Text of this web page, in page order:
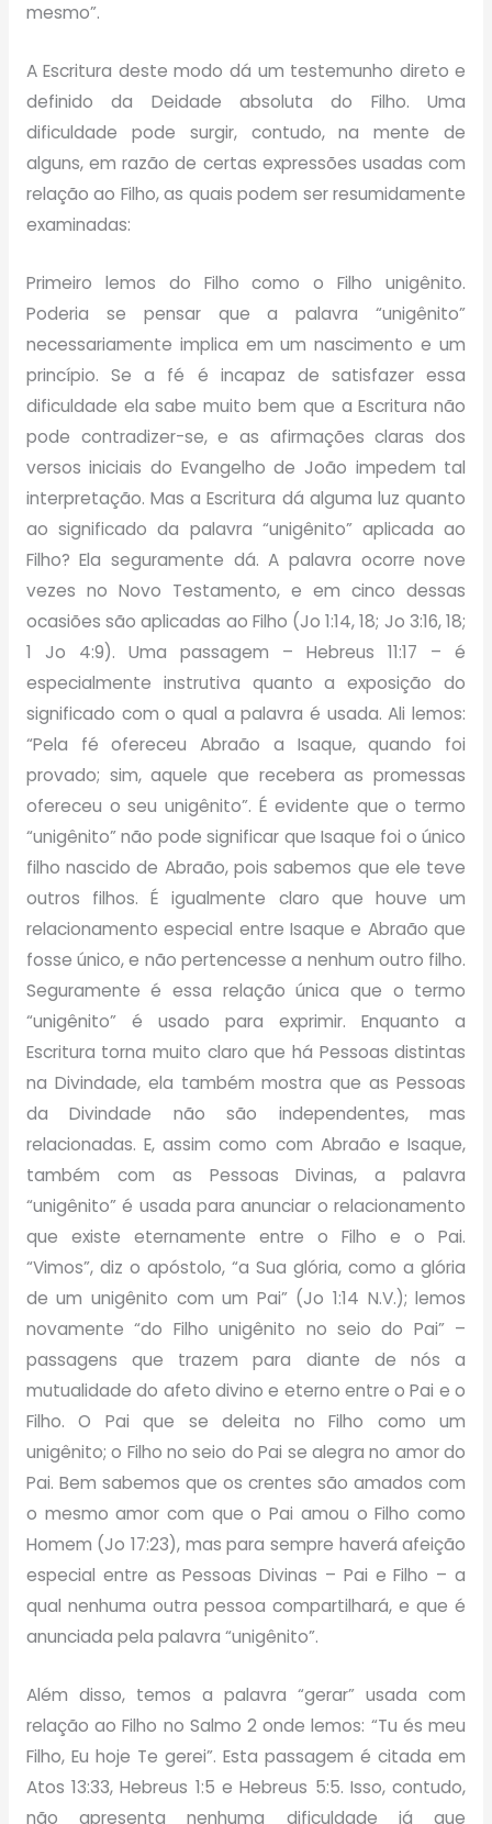
mesmo”.
A Escritura deste modo dá um testemunho direto e
definido da Deidade absoluta do Filho. Uma
dificuldade pode surgir, contudo, na mente de
alguns, em razão de certas expressões usadas com
relação ao Filho, as quais podem ser resumidamente
examinadas:
Primeiro lemos do Filho como o Filho unigênito.
Poderia se pensar que a palavra “unigênito”
necessariamente implica em um nascimento e um
princípio. Se a fé é incapaz de satisfazer essa
dificuldade ela sabe muito bem que a Escritura não
pode contradizer-se, e as afirmações claras dos
versos iniciais do Evangelho de João impedem tal
interpretação. Mas a Escritura dá alguma luz quanto
ao significado da palavra “unigênito” aplicada ao
Filho? Ela seguramente dá. A palavra ocorre nove
vezes no Novo Testamento, e em cinco dessas
ocasiões são aplicadas ao Filho (Jo 1:14, 18; Jo 3:16, 18;
1 Jo 4:9). Uma passagem – Hebreus 11:17 – é
especialmente instrutiva quanto a exposição do
significado com o qual a palavra é usada. Ali lemos:
“Pela fé ofereceu Abraão a Isaque, quando foi
provado; sim, aquele que recebera as promessas
ofereceu o seu unigênito”. É evidente que o termo
“unigênito” não pode significar que Isaque foi o único
filho nascido de Abraão, pois sabemos que ele teve
outros filhos. É igualmente claro que houve um
relacionamento especial entre Isaque e Abraão que
fosse único, e não pertencesse a nenhum outro filho.
Seguramente é essa relação única que o termo
“unigênito” é usado para exprimir. Enquanto a
Escritura torna muito claro que há Pessoas distintas
na Divindade, ela também mostra que as Pessoas
da Divindade não são independentes, mas
relacionadas. E, assim como com Abraão e Isaque,
também com as Pessoas Divinas, a palavra
“unigênito” é usada para anunciar o relacionamento
que existe eternamente entre o Filho e o Pai.
“Vimos”, diz o apóstolo, “a Sua glória, como a glória
de um unigênito com um Pai” (Jo 1:14 N.V.); lemos
novamente “do Filho unigênito no seio do Pai” –
passagens que trazem para diante de nós a
mutualidade do afeto divino e eterno entre o Pai e o
Filho. O Pai que se deleita no Filho como um
unigênito; o Filho no seio do Pai se alegra no amor do
Pai. Bem sabemos que os crentes são amados com
o mesmo amor com que o Pai amou o Filho como
Homem (Jo 17:23), mas para sempre haverá afeição
especial entre as Pessoas Divinas – Pai e Filho – a
qual nenhuma outra pessoa compartilhará, e que é
anunciada pela palavra “unigênito”.
Além disso, temos a palavra “gerar” usada com
relação ao Filho no Salmo 2 onde lemos: “Tu és meu
Filho, Eu hoje Te gerei”. Esta passagem é citada em
Atos 13:33, Hebreus 1:5 e Hebreus 5:5. Isso, contudo,
não apresenta nenhuma dificuldade já que